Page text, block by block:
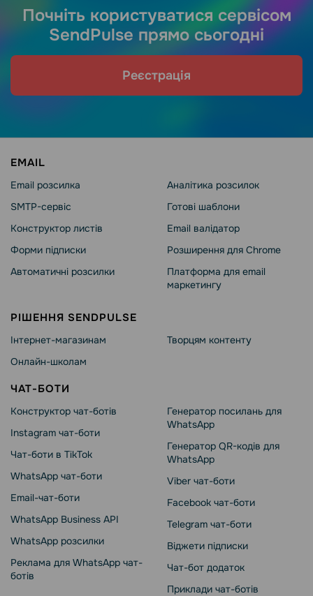
Почніть користуватися сервісом
SendPulse прямо сьогодні
Реєстрація
EMAIL
Email розсилка
SMTP-сервіс
Конструктор листів
Форми підписки
Автоматичні розсилки
Аналітика розсилок
Готові шаблони
Email валідатор
Розширення для Chrome
Платформа для email
маркетингу
РІШЕННЯ SENDPULSE
Інтернет-магазинам
Онлайн-школам
Творцям контенту
ЧАТ-БОТИ
Конструктор чат-ботів
Instagram чат-боти
Чат-боти в TikTok
WhatsApp чат-боти
Email-чат-боти
WhatsApp Business API
WhatsApp розсилки
Реклама для WhatsApp чат-
ботів
Генератор посилань для
WhatsApp
Генератор QR-кодів для
WhatsApp
Viber чат-боти
Facebook чат-боти
Telegram чат-боти
Віджети підписки
Чат-бот додаток
Приклади чат-ботів